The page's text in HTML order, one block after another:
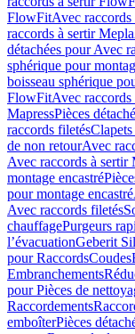
FlowFitAvec
raccords à sertir Mepla
détachées pour Avec
sphérique pour
boisseau sphérique
FlowFitAvec
MapressPièces
raccords filetés
de non retourAvec
Avec raccords à sertir
montage encastré
pour montage encastré
Avec raccords filetés
chauffagePurgeurs
l’évacuationGeberit
pour RaccordsCoudes
Embranchements
pour Pièces de
Raccordements
emboîterPièces